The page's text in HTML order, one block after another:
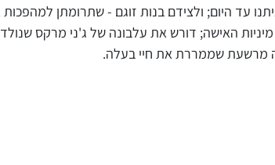
עד היום; ולצידם בנות זוגם - שתרומתן
האישה; דורש את עלבונה של ג'ני מרקס
מרשעת שממררת את חיי בעלה.